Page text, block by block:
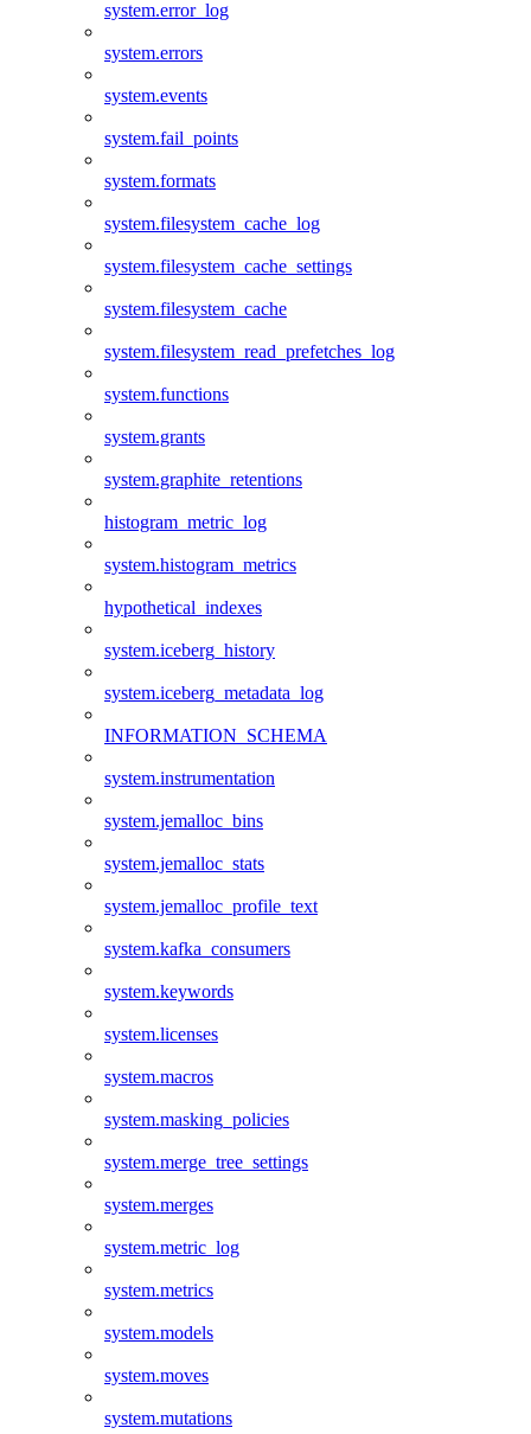
system.error_log
system.errors
system.events
system.fail_points
system.formats
system.filesystem_cache_log
system.filesystem_cache_settings
system.filesystem_cache
system.filesystem_read_prefetches_log
system.functions
system.grants
system.graphite_retentions
histogram_metric_log
system.histogram_metrics
hypothetical_indexes
system.iceberg_history
system.iceberg_metadata_log
INFORMATION_SCHEMA
system.instrumentation
system.jemalloc_bins
system.jemalloc_stats
system.jemalloc_profile_text
system.kafka_consumers
system.keywords
system.licenses
system.macros
system.masking_policies
system.merge_tree_settings
system.merges
system.metric_log
system.metrics
system.models
system.moves
system.mutations